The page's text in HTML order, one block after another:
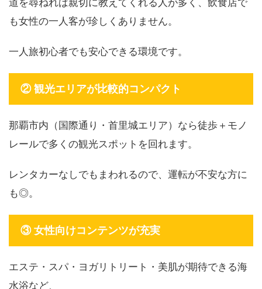
道を尋ねれば親切に教えてくれる人が多く、飲食店で
も女性の一人客が珍しくありません。
一人旅初心者でも安心できる環境です。
② 観光エリアが比較的コンパクト
那覇市内（国際通り・首里城エリア）なら徒歩＋モノ
レールで多くの観光スポットを回れます。
レンタカーなしでもまわれるので、運転が不安な方に
も◎。
③ 女性向けコンテンツが充実
エステ・スパ・ヨガリトリート・美肌が期待できる海
水浴など、